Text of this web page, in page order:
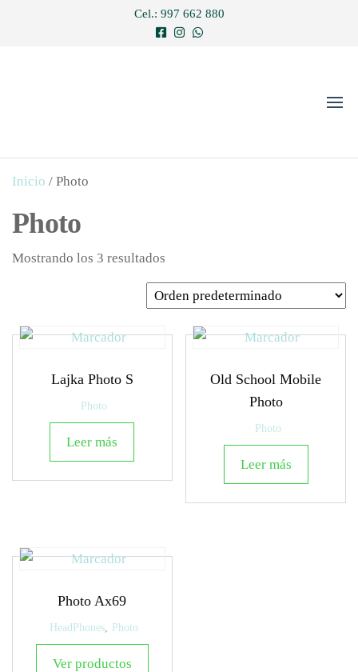
Cel.: 997 662 880
Inicio / Photo
Photo
Mostrando los 3 resultados
Lajka Photo S
Photo
Leer más
Old School Mobile
Photo
Photo
Leer más
Photo Ax69
HeadPhones Photo
Ver productos